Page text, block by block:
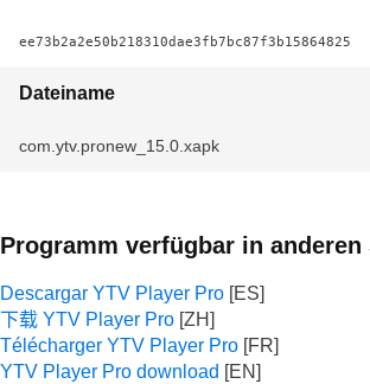
ee73b2a2e50b218310dae3fb7bc87f3b15864825
Dateiname
com.ytv.pronew_15.0.xapk
Programm verfügbar in anderen
Descargar YTV Player Pro
下载 YTV Player Pro
Télécharger YTV Player Pro
YTV Player Pro download